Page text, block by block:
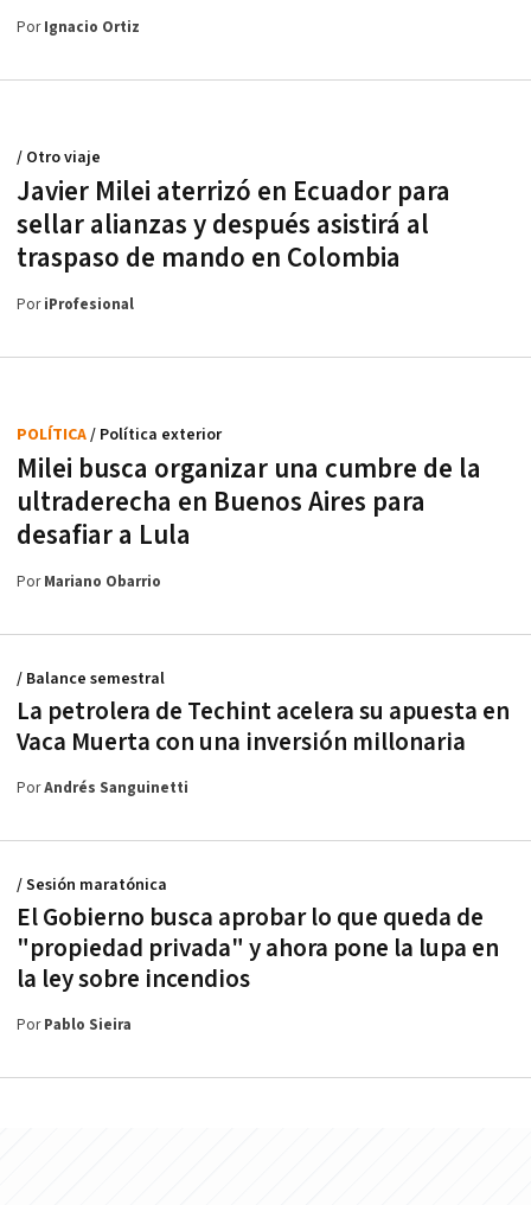
PorIgnacio Ortiz
Javier Milei aterrizó en Ecuador para
sellar alianzas y después asistirá al
traspaso de mando en Colombia
/ Otro viaje
PoriProfesional
Milei busca organizar una cumbre de la
ultraderecha en Buenos Aires para
desafiar a Lula
POLÍTICA/ Política exterior
PorMariano Obarrio
La petrolera de Techint acelera su apuesta en
Vaca Muerta con una inversión millonaria
/ Balance semestral
PorAndrés Sanguinetti
El Gobierno busca aprobar lo que queda de
"propiedad privada" y ahora pone la lupa en
la ley sobre incendios
/ Sesión maratónica
PorPablo Sieira